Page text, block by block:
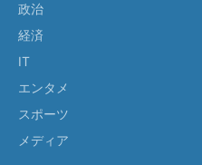
政治
経済
IT
エンタメ
スポーツ
メディア